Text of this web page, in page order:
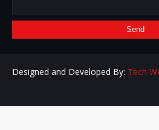
Designed and Developed By: Tech